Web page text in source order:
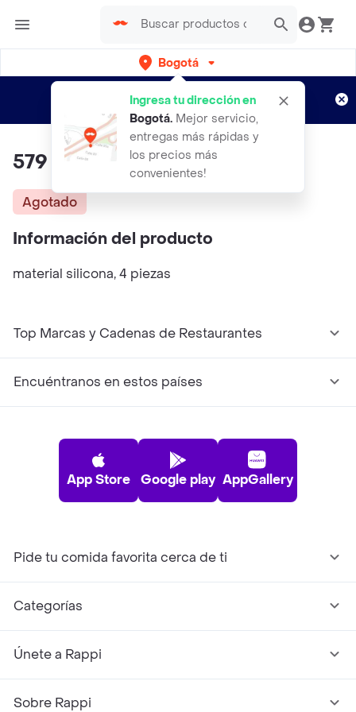
Bogotá
Ingresa tu dirección en
Bogotá. Mejor servicio,
entregas más rápidas y
los precios más
convenientes!
envíos gratis por semanas
Aplican TyC
579 Plug X4
Agotado
Información del producto
material silicona, 4 piezas
Top Marcas y Cadenas de Restaurantes
Encuéntranos en estos países
App Store Google play AppGallery
Pide tu comida favorita cerca de ti
Categorías
Únete a Rappi
Sobre Rappi